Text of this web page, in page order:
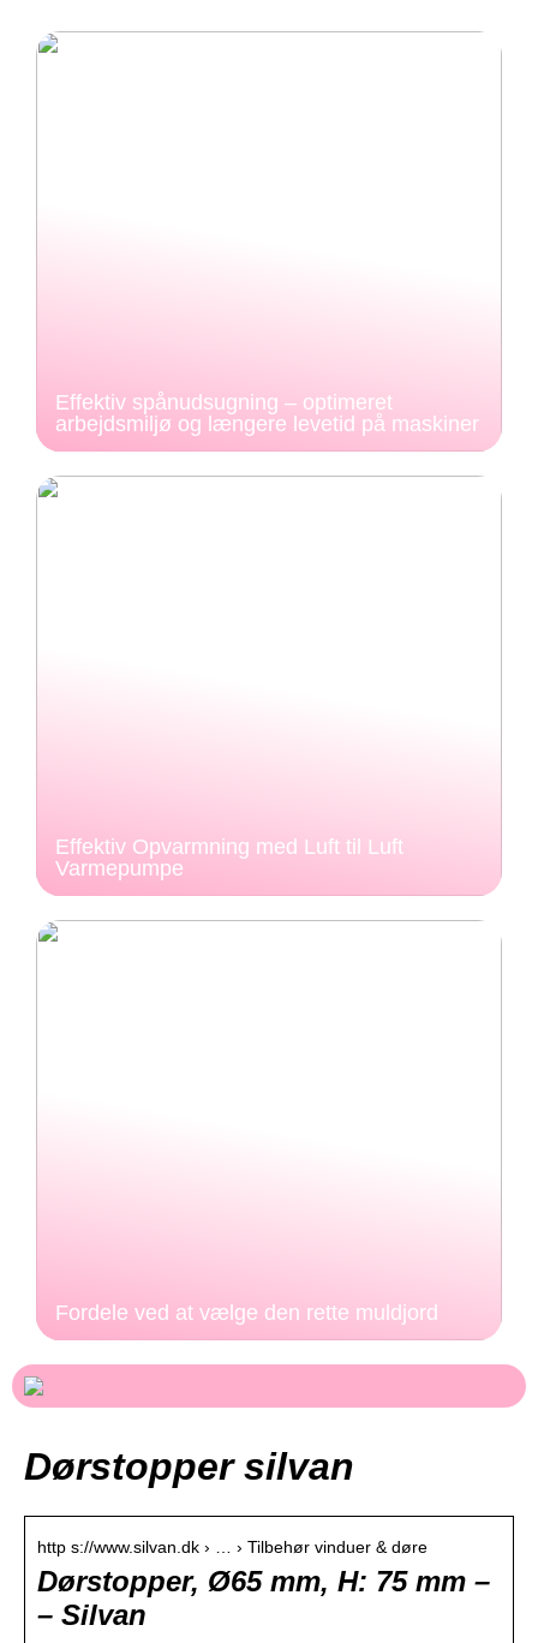
Effektiv spånudsugning – optimeret
arbejdsmiljø og længere levetid på maskiner
Effektiv Opvarmning med Luft til Luft
Varmepumpe
Fordele ved at vælge den rette muldjord
Dørstopper silvan
http s://www.silvan.dk › … › Tilbehør vinduer & døre
Dørstopper, Ø65 mm, H: 75 mm –
– Silvan